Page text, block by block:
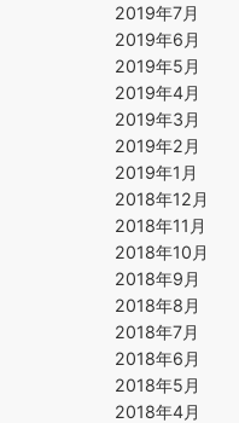
2019年7月
2019年6月
2019年5月
2019年4月
2019年3月
2019年2月
2019年1月
2018年12月
2018年11月
2018年10月
2018年9月
2018年8月
2018年7月
2018年6月
2018年5月
2018年4月